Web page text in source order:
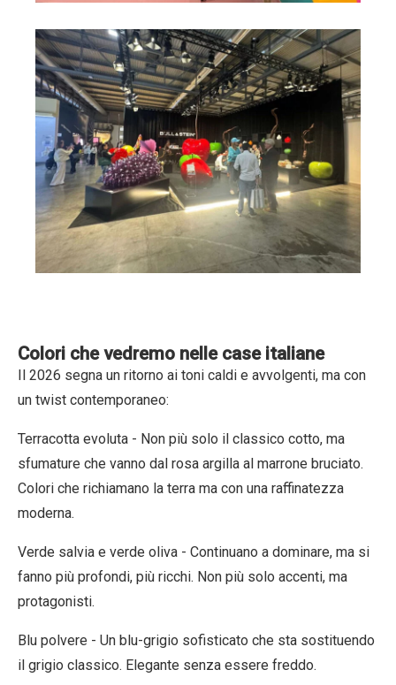
Colori che vedremo nelle case italiane
Il 2026 segna un ritorno ai toni caldi e avvolgenti, ma con
un twist contemporaneo:
Terracotta evoluta - Non più solo il classico cotto, ma
sfumature che vanno dal rosa argilla al marrone bruciato.
Colori che richiamano la terra ma con una raffinatezza
moderna.
Verde salvia e verde oliva - Continuano a dominare, ma si
fanno più profondi, più ricchi. Non più solo accenti, ma
protagonisti.
Blu polvere - Un blu-grigio sofisticato che sta sostituendo
il grigio classico. Elegante senza essere freddo.